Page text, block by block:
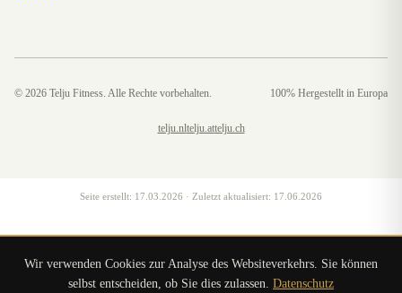
© 2026 Telju Fitness. Alle Rechte vorbehalten. 100% Hergestellt in Europa
telju.nltelju.attelju.ch
Seite erstellt: 17.03.2026 · Zuletzt aktualisiert: 17.06.2026
Wir verwenden Cookies zur Analyse des Websiteverkehrs. Sie können
selbst entscheiden, ob Sie dies zulassen. Datenschutz